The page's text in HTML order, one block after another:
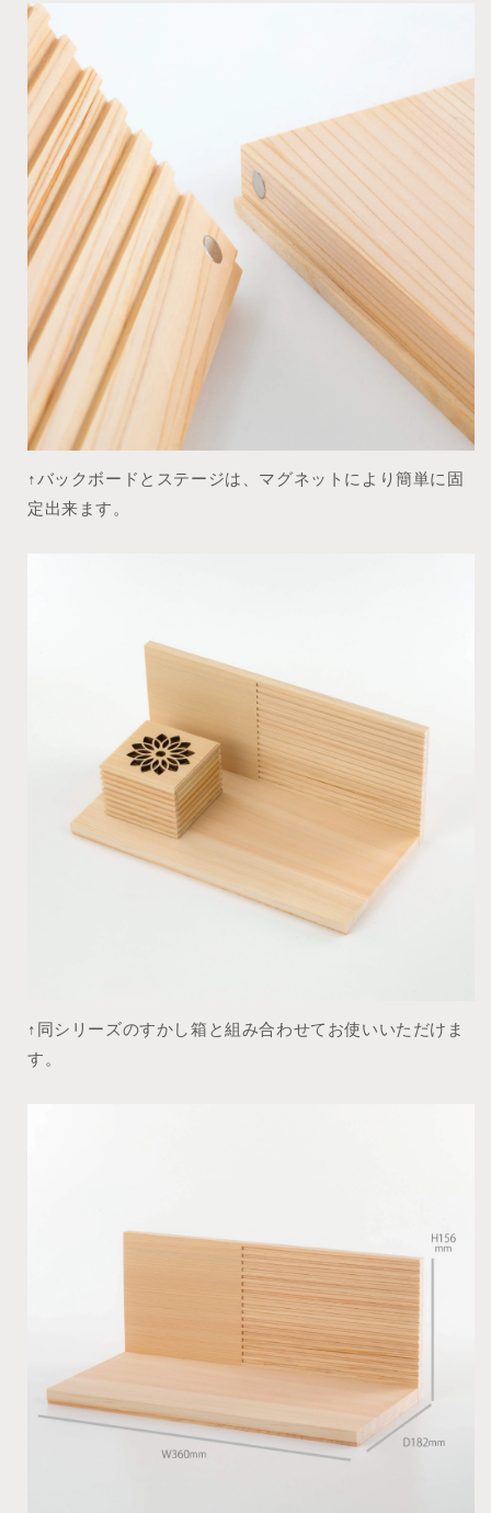
↑バックボードとステージは、マグネットにより簡単に固
定出来ます。
↑同シリーズのすかし箱と組み合わせてお使いいただけま
す。